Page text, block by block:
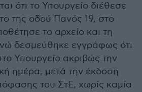
ότι το Υπουργείο διέθεσε
της οδού Πανός 19, στο
το αρχείο και τη
δεσμεύθηκε εγγράφως ότι
Υπουργείο ακριβώς την
ημέρα, μετά την έκδοση
του ΣτΕ, χωρίς καμία